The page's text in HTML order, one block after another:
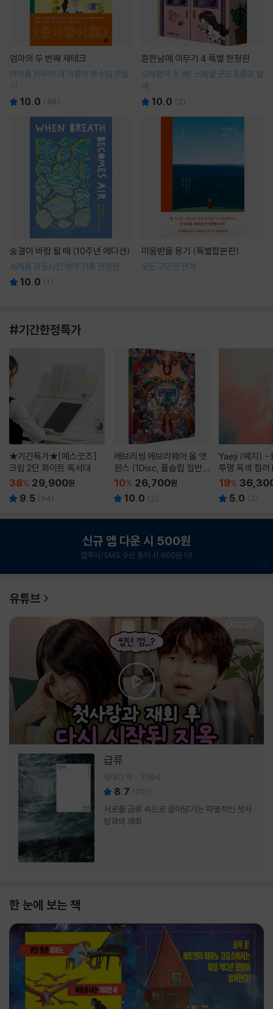
엄마의 두 번째 재테크
아이를 키우며 내 이름의 부수입 만들
기
10.0 (48)
흔한남매 이무기 4 특별 한정판
오싹함이 두 배! 스페셜 굿즈 6종과 함
께
10.0 ( 2)
숨결이 바람 될 때 (10주년 에디션)
세계를 감동시킨 생의 기록 한정판
10.0 (1 )
미움받을 용기 (특별합본판)
모든 고민은 관계
#기간한정특가
★기간특가★[예스굿즈]
크림 2단 화이트 독서대
38% 29,900원
9.5 (94)
에브리씽 에브리웨어 올 앳
원스 (1Disc, 풀슬립 일반
판) : 블루레이
10% 26,700원
10.0 ( 2)
Yaeji (예지) -
투명 옥색 컬
19%
5.0 ( 2)
신규 앱 다운 시 500원
앱푸시/SMS 수신 동의 시 600원 더!
유튜브
급류
정대건 저 민음사
8.7 (701 )
서로를 급류 속으로 끌어당기는 파멸적인 첫사
랑과의 재회
한 눈에 보는 책